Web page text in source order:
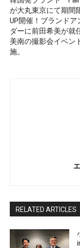
が大丸東京にて期間
UP開催！ブランドア
ダーに前田希美が就
美南の撮影会イベン
施。
RELATED ARTICLES